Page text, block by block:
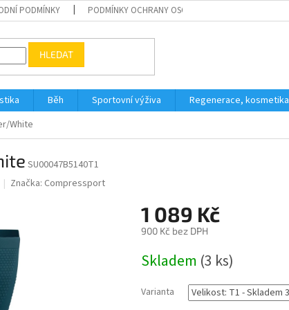
PODMÍNKY PODMÍNKY OCHRANY OSOBNÍCH ÚDAJŮ
HLEDAT
Běh Sportovní výživa Regenerace, kosmetika
White
SU00047B5140T1
Značka: Compressport
1 089 Kč
900 Kč bez DPH
cena:
Skladem (3 ks)
Varianta